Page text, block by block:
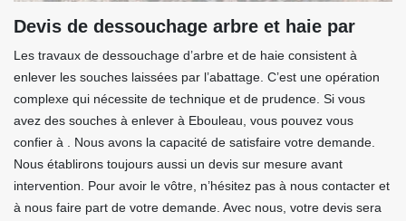
Devis de dessouchage arbre et haie par
Les travaux de dessouchage d’arbre et de haie consistent à
enlever les souches laissées par l’abattage. C’est une opération
complexe qui nécessite de technique et de prudence. Si vous
avez des souches à enlever à Ebouleau, vous pouvez vous
confier à . Nous avons la capacité de satisfaire votre demande.
Nous établirons toujours aussi un devis sur mesure avant
intervention. Pour avoir le vôtre, n’hésitez pas à nous contacter et
à nous faire part de votre demande. Avec nous, votre devis sera